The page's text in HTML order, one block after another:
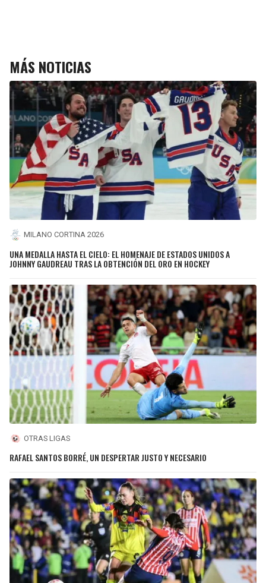
MÁS NOTICIAS
MILANO CORTINA 2026
UNA MEDALLA HASTA EL CIELO: EL HOMENAJE DE ESTADOS UNIDOS A
JOHNNY GAUDREAU TRAS LA OBTENCIÓN DEL ORO EN HOCKEY
OTRAS LIGAS
RAFAEL SANTOS BORRÉ, UN DESPERTAR JUSTO Y NECESARIO